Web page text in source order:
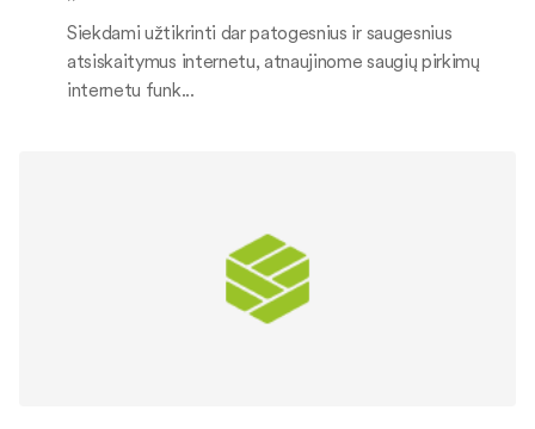
Siekdami užtikrinti dar patogesnius ir saugesnius
atsiskaitymus internetu, atnaujinome saugių pirkimų
internetu funk...